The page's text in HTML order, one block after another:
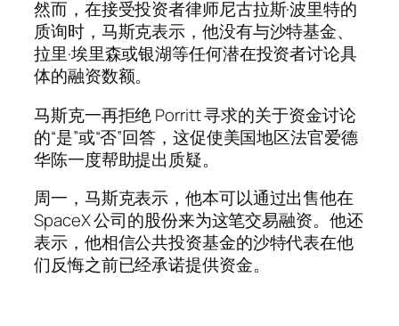
然而，在接受投资者律师尼古拉斯·波里特的
质询时，马斯克表示，他没有与沙特基金、
拉里·埃里森或银湖等任何潜在投资者讨论具
体的融资数额。
马斯克一再拒绝 Porritt 寻求的关于资金讨论
的“是”或“否”回答，这促使美国地区法官爱德
华陈一度帮助提出质疑。
周一，马斯克表示，他本可以通过出售他在
SpaceX 公司的股份来为这笔交易融资。他还
表示，他相信公共投资基金的沙特代表在他
们反悔之前已经承诺提供资金。